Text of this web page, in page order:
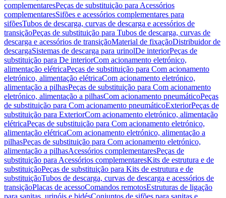
complementaresPeças de substituição para Acessórios
complementaresSifões e acessórios complementares para
sifõesTubos de descarga, curvas de descarga e acessórios de
transiçãoPeças de substituição para Tubos de descarga, curvas de
descarga e acessórios de transiçãoMaterial de fixaçãoDistribuidor de
descargaSistemas de descarga para urinolDe interiorPeças de
substituição para De interiorCom acionamento eletrónico,
alimentação elétricaPeças de substituição para Com acionamento
eletrónico, alimentação elétricaCom acionamento eletrónico,
alimentação a pilhasPeças de substituição para Com acionamento
eletrónico, alimentação a pilhasCom acionamento pneumáticoPeças
de substituição para Com acionamento pneumáticoExteriorPeças de
substituição para ExteriorCom acionamento eletrónico, alimentação
elétricaPeças de substituição para Com acionamento eletrónico,
alimentação elétricaCom acionamento eletrónico, alimentação a
pilhasPeças de substituição para Com acionamento eletrónico,
alimentação a pilhasAcessórios complementaresPeças de
substituição para Acessórios complementaresKits de estrutura e de
substituiçãoPeças de substituição para Kits de estrutura e de
substituiçãoTubos de descarga, curvas de descarga e acessórios de
transiçãoPlacas de acessoComandos remotosEstruturas de ligação
para sanitas, urinóis e bidésConjuntos de sifões para sanitas e